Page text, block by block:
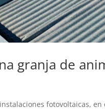
granja de
fotovoltaicas,